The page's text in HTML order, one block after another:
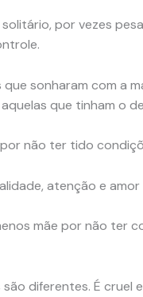
por vezes
que sonharam com a
aquelas que tinham o
não ter tido
atenção e
mãe por não ter
diferentes. É cruel